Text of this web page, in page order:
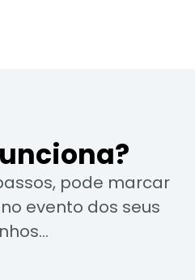
pode marcar
evento dos seus